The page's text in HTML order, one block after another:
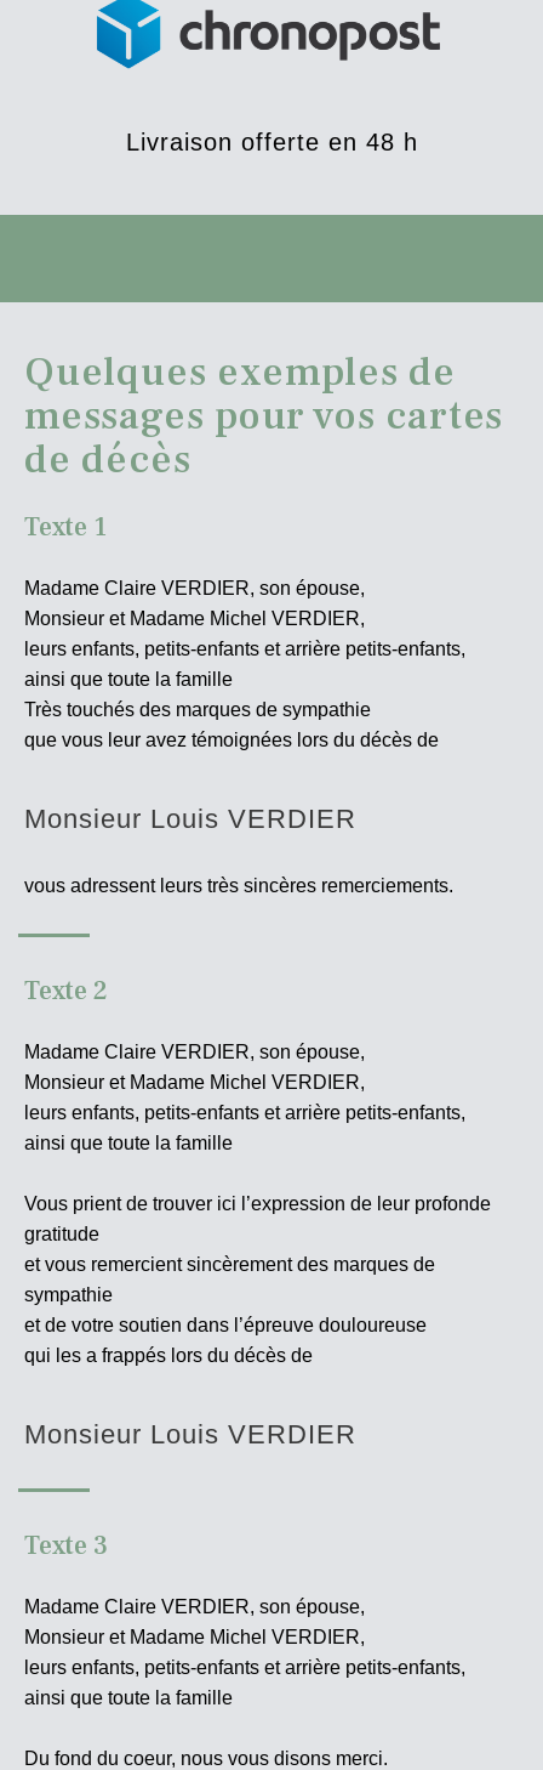
Livraison offerte en 48 h
Quelques exemples de
messages pour vos cartes
de décès
Texte 1
Madame Claire VERDIER, son épouse,
Monsieur et Madame Michel VERDIER,
leurs enfants, petits-enfants et arrière petits-enfants,
ainsi que toute la famille
Très touchés des marques de sympathie
que vous leur avez témoignées lors du décès de
Monsieur Louis VERDIER
vous adressent leurs très sincères remerciements.
Texte 2
Madame Claire VERDIER, son épouse,
Monsieur et Madame Michel VERDIER,
leurs enfants, petits-enfants et arrière petits-enfants,
ainsi que toute la famille
Vous prient de trouver ici l’expression de leur profonde
gratitude
et vous remercient sincèrement des marques de
sympathie
et de votre soutien dans l’épreuve douloureuse
qui les a frappés lors du décès de
Monsieur Louis VERDIER
Texte 3
Madame Claire VERDIER, son épouse,
Monsieur et Madame Michel VERDIER,
leurs enfants, petits-enfants et arrière petits-enfants,
ainsi que toute la famille
Du fond du coeur, nous vous disons merci.